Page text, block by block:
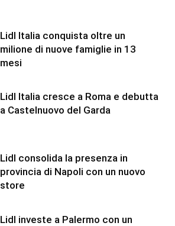
Lidl Italia conquista oltre un
milione di nuove famiglie in 13
mesi
Lidl Italia cresce a Roma e debutta
a Castelnuovo del Garda
Lidl consolida la presenza in
provincia di Napoli con un nuovo
store
Lidl investe a Palermo con un